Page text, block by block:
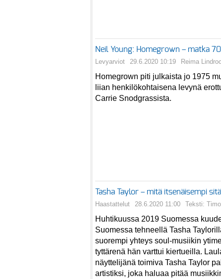
Neil Young: Homegrown – matka
Levyarviot 29.6.2020 10:19 Reima
Homegrown piti julkaista jo 1975
liian henkilökohtaisena levynä
Carrie Snodgrassista.
Tasha Taylor – mitä itsenäisempi
Haastattelut 28.6.2020 11:00 Teksti:
Huhtikuussa 2019 Suomessa
Suomessa tehneellä Tasha
suorempi yhteys soul-musiikin
tyttärenä hän varttui kiertueilla.
näyttelijänä toimiva Tasha Taylor
artistiksi, joka haluaa pitää